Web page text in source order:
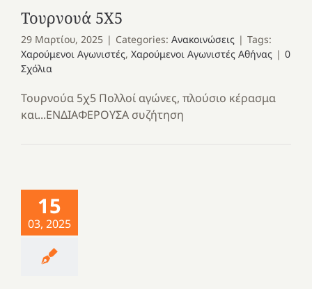
Τουρνουά 5Χ5
29 Μαρτίου, 2025 | Categories: Ανακοινώσεις | Tags:
Χαρούμενοι Αγωνιστές, Χαρούμενοι Αγωνιστές Αθήνας | 0
Σχόλια
Τουρνούα 5χ5 Πολλοί αγώνες, πλούσιο κέρασμα
και...ΕΝΔΙΑΦΕΡΟΥΣΑ συζήτηση
15
03, 2025